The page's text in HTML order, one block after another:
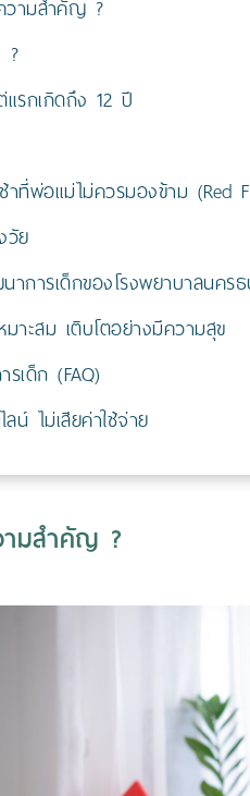
วามสำคัญ ?
?
รกเกิดถึง 12 ปี
พ่อแม่ไม่ควรมองข้าม (Red
วัย
การเด็กของโรงพยาบาลนคร
าะสม เติบโตอย่างมีความสุข
เด็ก (FAQ)
ไม่เสียค่าใช้จ่าย
ามสำคัญ ?